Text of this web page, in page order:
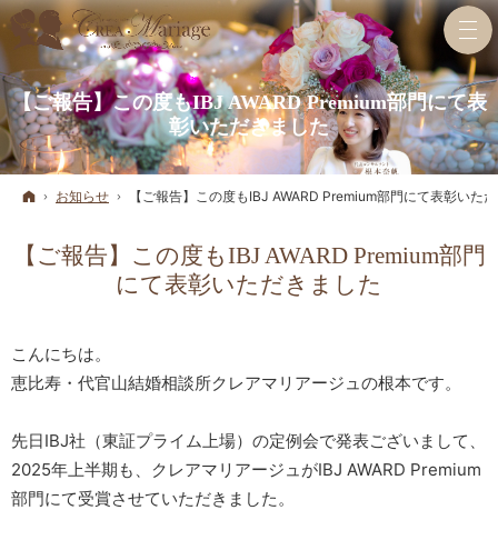
【ご報告】この度もIBJ AWARD Premium部門にて表
彰いただきました
ホーム
お知らせ 【ご報告】この度もIBJ AWARD Premium部門にて表彰いた
【ご報告】この度もIBJ AWARD Premium部門
にて表彰いただきました
こんにちは。
恵比寿・代官山結婚相談所クレアマリアージュの根本です。
先日IBJ社（東証プライム上場）の定例会で発表ございまして、
2025年上半期も、クレアマリアージュがIBJ AWARD Premium
部門にて受賞させていただきました。